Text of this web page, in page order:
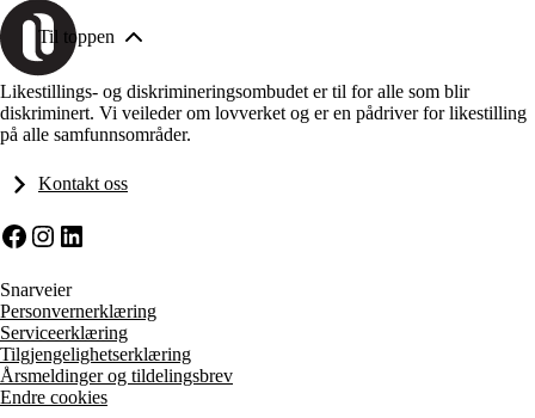
Til toppen
Likestillings- og diskrimineringsombudet er til for alle som blir
diskriminert. Vi veileder om lovverket og er en pådriver for likestilling
på alle samfunnsområder.
Kontakt oss
Facebook
Instagram
LinkedIn
Snarveier
Personvernerklæring
Serviceerklæring
Tilgjengelighetserklæring
Årsmeldinger og tildelingsbrev
Endre cookies